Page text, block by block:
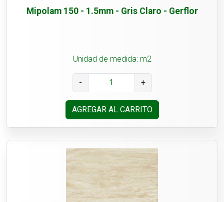
Mipolam 150 - 1.5mm - Gris Claro - Gerflor
Unidad de medida: m2
- +
AGREGAR AL CARRITO